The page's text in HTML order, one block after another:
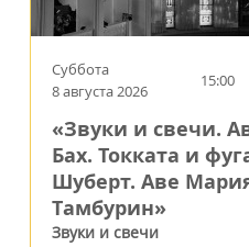
Суббота
8 августа 2026
15:00
«Звуки и свечи.
Бах. Токката и
Шуберт. Аве
Тамбурин»
Звуки и свечи